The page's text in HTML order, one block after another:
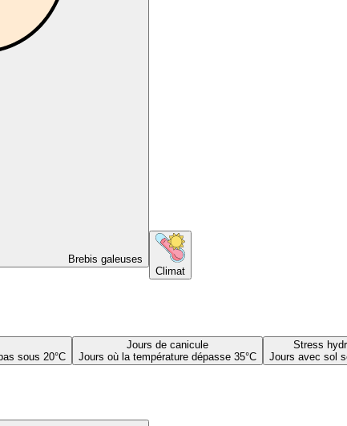
Brebis galeuses
Climat
sous 20°C
Jours de canicule
Jours où la température dépasse 35°C
Stress
Jours avec sol